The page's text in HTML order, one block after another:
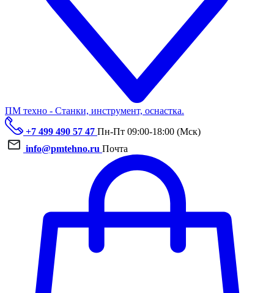
ПМ техно - Станки, инструмент, оснастка.
+7 499 490 57 47 Пн-Пт 09:00-18:00 (Мск)
info@pmtehno.ru Почта